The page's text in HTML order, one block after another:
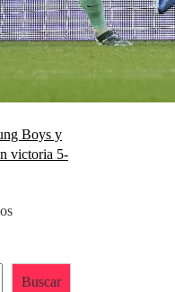
Boys y
victoria 5-
Buscar